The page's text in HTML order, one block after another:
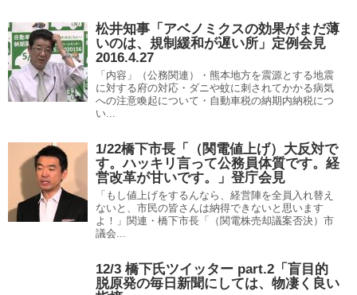
松井知事「アベノミクスの効果がまだ薄
いのは、規制緩和が遅い所」定例会見
2016.4.27
「内容」（公務関連）・熊本地方を震源とする地震
に対する府の対応・ダニや蚊に刺されてかかる病気
への注意喚起について・自動車税の納期内納税につ
い...
1/22橋下市長「（関電値上げ）大反対で
す。ハッキリ言って公務員体質です。経
営改革が甘いです。」登庁会見
「もし値上げをするんなら、経営陣を全員入れ替え
ないと、市民の皆さんは納得できないと思います
よ！」関連・橋下市長「（関電株売却議案否決）市
議会...
12/3 橋下氏ツイッター part.2「盲目的
脱原発の毎日新聞にしては、物凄く良い